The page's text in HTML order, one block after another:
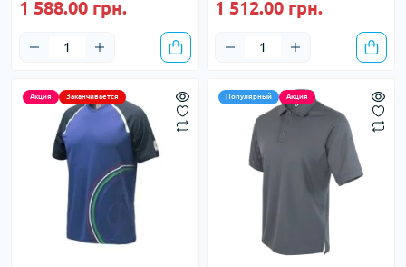
1 588.00 грн. 1 512.00 грн.
Акция Заканчивается Популярный Акция